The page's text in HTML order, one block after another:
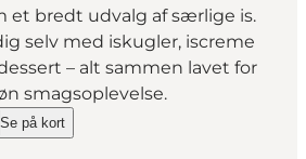
et bredt udvalg af særlige is.
selv med iskugler, iscreme
– alt sammen lavet for
smagsoplevelse.
Se på kort
Café Ærligt on_map